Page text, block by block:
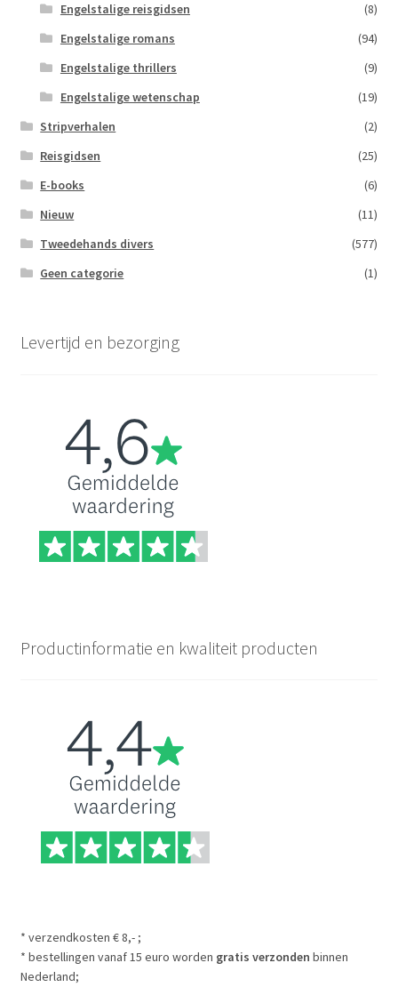
Engelstalige reisgidsen
(8)
Engelstalige romans
(94)
Engelstalige thrillers
(9)
Engelstalige wetenschap
(19)
Stripverhalen
(2)
Reisgidsen
(25)
E-books
(6)
Nieuw
(11)
Tweedehands divers
(577)
Geen categorie
(1)
Levertijd en bezorging
Productinformatie en kwaliteit producten
* verzendkosten € 8,- ;
* bestellingen vanaf 15 euro worden gratis verzonden binnen
Nederland;